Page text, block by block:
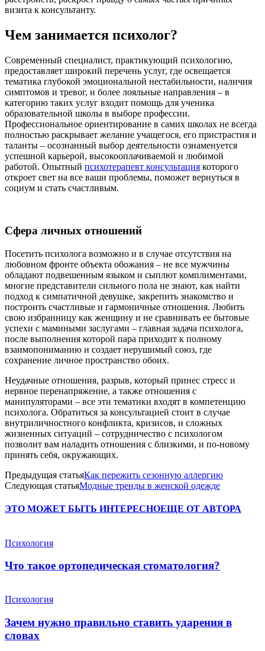
визита к консультанту.
Чем занимается психолог?
Современный специалист, практикующий психологию,
предоставляет широкий перечень услуг, где освещается
тематика глубокой эмоциональной нестабильности, наличия
симптомов и тревог, и более лояльные направления – в
категорию таких услуг входит помощь для ученика
образовательной школы в выборе профессии.
Профессиональное ориентирование в самих школах не всегда
полностью раскрывает желание учащегося, его пристрастия и
таланты – осознанный выбор деятельности ознаменуется
успешной карьерой, высокооплачиваемой и любимой
работой. Опытный психотерапевт консультация которого
откроет свет на все ваши проблемы, поможет вернуться в
социум и стать счастливым.
Сфера личных отношений
Посетить психолога возможно и в случае отсутствия на
любовном фронте объекта обожания – не все мужчины
обладают подвешенным языком и сыплют комплиментами,
многие представители сильного пола не знают, как найти
подход к симпатичной девушке, закрепить знакомство и
построить счастливые и гармоничные отношения. Любить
свою избранницу как женщину и не сравнивать ее бытовые
успехи с мамиными заслугами – главная задача психолога,
после выполнения которой пара приходит к полному
взаимопониманию и создает нерушимый союз, где
сохранение личное пространство обоих.
Неудачные отношения, разрыв, который принес стресс и
нервное перенапряжение, а также отношения с
манипуляторами – все эти тематики входят в компетенцию
психолога. Обратиться за консультацией стоит в случае
внутриличностного конфликта, кризисов, и сложных
жизненных ситуаций – сотрудничество с психологом
позволит вам наладить отношения с близкими, и по-новому
принять себя, окружающих.
Предыдущая статьяКак пережить сезонную аллергию
Следующая статьяМодные тренды в женской одежде
ЭТО МОЖЕТ БЫТЬ ИНТЕРЕСНОЕЩЕ ОТ АВТОРА
Психология
Что такое ортопедическая стоматология?
Психология
Зачем нужно правильно ставить ударения в
словах